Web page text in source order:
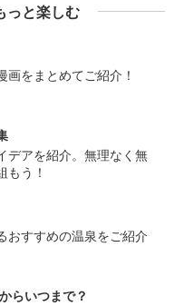
っと楽しむ
をまとめてご紹介！
デアを紹介。無理なく無
もう！
おすすめの温泉をご紹介
らいつまで？